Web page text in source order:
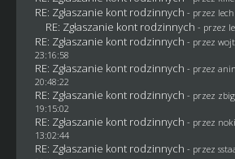
RE: Zgłaszanie kont rodzinnych - przez
RE: Zgłaszanie kont rodzinnych - przez
RE: Zgłaszanie kont rodzinnych - przez
23:16:58
RE: Zgłaszanie kont rodzinnych - przez
20:48:22
RE: Zgłaszanie kont rodzinnych - przez
19:15:02
RE: Zgłaszanie kont rodzinnych - przez
13:02:44
RE: Zgłaszanie kont rodzinnych - przez